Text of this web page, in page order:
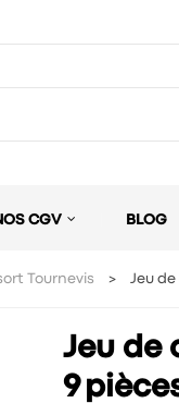
CGV BLOG
Tournevis Jeu
Jeu de
9